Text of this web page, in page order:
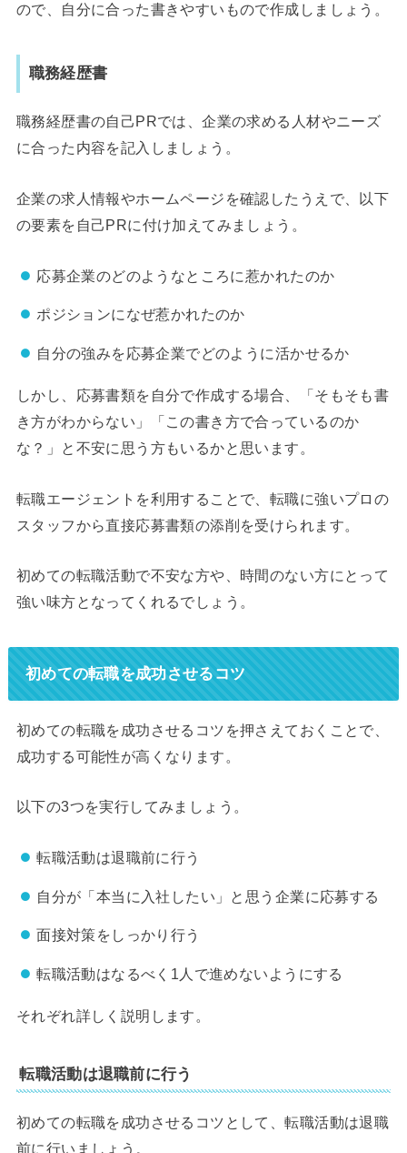
ので、自分に合った書きやすいもので作成しましょう。
職務経歴書
職務経歴書の自己PRでは、企業の求める人材やニーズ
に合った内容を記入しましょう。
企業の求人情報やホームページを確認したうえで、以下
の要素を自己PRに付け加えてみましょう。
応募企業のどのようなところに惹かれたのか
ポジションになぜ惹かれたのか
自分の強みを応募企業でどのように活かせるか
しかし、応募書類を自分で作成する場合、「そもそも書
き方がわからない」「この書き方で合っているのか
な？」と不安に思う方もいるかと思います。
転職エージェントを利用することで、転職に強いプロの
スタッフから直接応募書類の添削を受けられます。
初めての転職活動で不安な方や、時間のない方にとって
強い味方となってくれるでしょう。
初めての転職を成功させるコツ
初めての転職を成功させるコツを押さえておくことで、
成功する可能性が高くなります。
以下の3つを実行してみましょう。
転職活動は退職前に行う
自分が「本当に入社したい」と思う企業に応募する
面接対策をしっかり行う
転職活動はなるべく1人で進めないようにする
それぞれ詳しく説明します。
転職活動は退職前に行う
初めての転職を成功させるコツとして、転職活動は退職
前に行いましょう。